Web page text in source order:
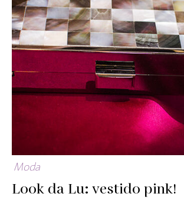
Moda
Look da Lu: vestido pink!